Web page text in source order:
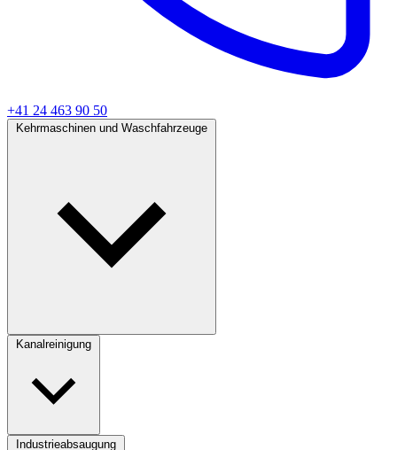
+41 24 463 90 50